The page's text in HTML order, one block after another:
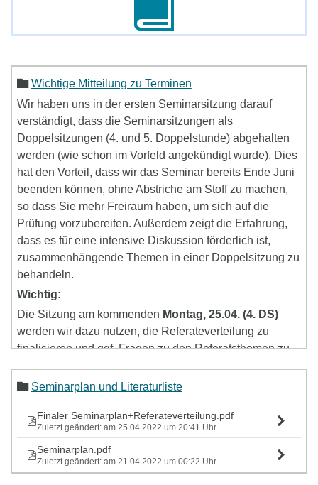
Wichtige Mitteilung zu Terminen
Wir haben uns in der ersten Seminarsitzung darauf
verständigt, dass die Seminarsitzungen als
Doppelsitzungen (4. und 5. Doppelstunde) abgehalten
werden (wie schon im Vorfeld angekündigt wurde). Dies
hat den Vorteil, dass wir das Seminar bereits Ende Juni
beenden können, ohne Abstriche am Stoff zu machen,
so dass Sie mehr Freiraum haben, um sich auf die
Prüfung vorzubereiten. Außerdem zeigt die Erfahrung,
dass es für eine intensive Diskussion förderlich ist,
zusammenhängende Themen in einer Doppelsitzung zu
behandeln.
Wichtig:
Die Sitzung am kommenden Montag, 25.04. (4. DS)
werden wir dazu nutzen, die Referateverteilung zu
finalisieren und ggf. Fragen zu den Referatsthemen zu
Die erste inhaltliche Seminarsitzung findet 02.05 als
Doppelsitzung (4. + 5. Doppelstunde) statt,damit Sie
genügend Zeit haben, sich auf die Sitzung vorzubereiten
und die Basistexte zu lesen.
Seminarplan und Literaturliste
Finaler Seminarplan+Referateverteilung.pdf
Zuletzt geändert: am 25.04.2022 um 20:41 Uhr
Seminarplan.pdf
Zuletzt geändert: am 21.04.2022 um 00:22 Uhr